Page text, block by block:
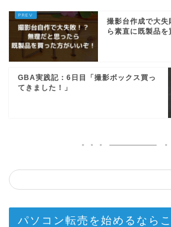
撮影台作成で大失
ら素直に既製品を
GBA実践記：6日目「撮影ボックス買っ
てきました！」
パソコン転売を始めるならこ